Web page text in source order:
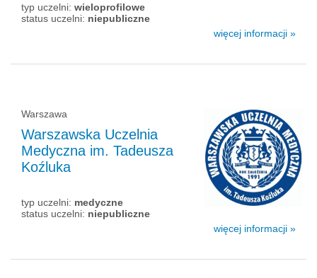
typ uczelni: wieloprofilowe
status uczelni: niepubliczne
więcej informacji »
Warszawa
Warszawska Uczelnia
Medyczna im. Tadeusza
Koźluka
typ uczelni: medyczne
status uczelni: niepubliczne
więcej informacji »